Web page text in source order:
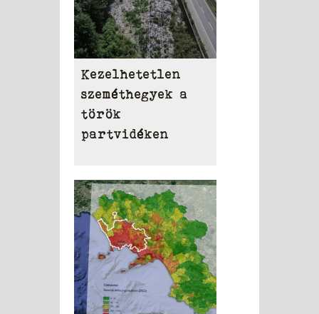
Kezelhetetlen
szeméthegyek a
török
partvidéken